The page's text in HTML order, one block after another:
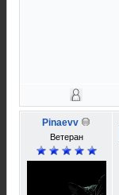
Pinaevv
Ветеран